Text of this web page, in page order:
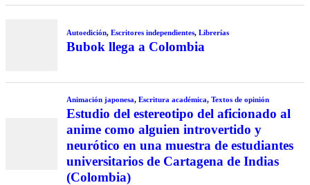
Autoedición, Escritores independientes, Librerías
Bubok llega a Colombia
Animación japonesa, Escritura académica, Textos de opinión
Estudio del estereotipo del aficionado al
anime como alguien introvertido y
neurótico en una muestra de estudiantes
universitarios de Cartagena de Indias
(Colombia)